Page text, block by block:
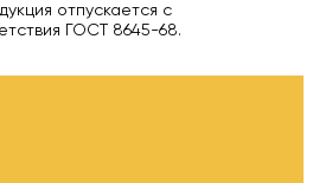
отпускается с
ГОСТ 8645-68.